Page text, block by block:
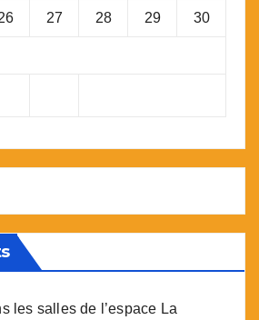
27 28 29 30
les salles de l’espace La